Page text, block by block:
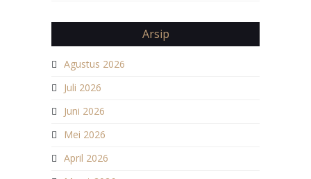
Arsip
Agustus 2026
Juli 2026
Juni 2026
Mei 2026
April 2026